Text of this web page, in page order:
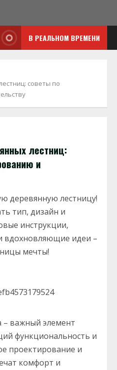
В РЕАЛЬНОМ ВРЕМЕНИ
советы по
лестниц:
и
деревянную лестницу!
тип, дизайн и
инструкции,
вдохновляющие идеи –
мечты!
– важный элемент
функциональность и
проектирование и
комфорт и